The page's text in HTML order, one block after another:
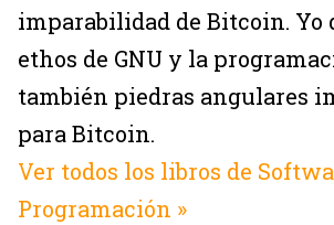
imparabilidad de Bitcoin. Yo
ethos de GNU y la
también piedras angulares
para Bitcoin.
Ver todos los libros de
Programación »